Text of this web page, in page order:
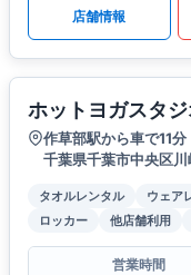
店舗情報
ホットヨガスタ
作草部駅から車で11分
千葉県千葉市中央区
タオルレンタル ウェア
ロッカー
他店舗利用
営業時間